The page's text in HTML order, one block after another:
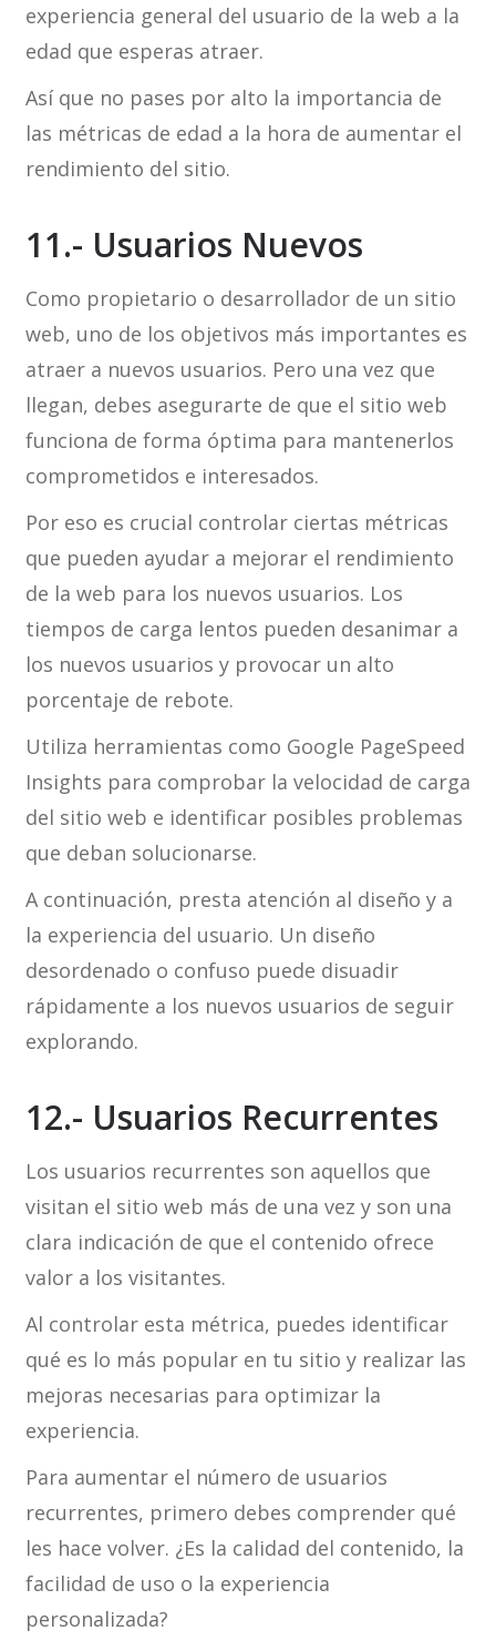
experiencia general del usuario de la web a la
edad que esperas atraer.
Así que no pases por alto la importancia de
las métricas de edad a la hora de aumentar el
rendimiento del sitio.
11.- Usuarios Nuevos
Como propietario o desarrollador de un sitio
web, uno de los objetivos más importantes es
atraer a nuevos usuarios. Pero una vez que
llegan, debes asegurarte de que el sitio web
funciona de forma óptima para mantenerlos
comprometidos e interesados.
Por eso es crucial controlar ciertas métricas
que pueden ayudar a mejorar el rendimiento
de la web para los nuevos usuarios. Los
tiempos de carga lentos pueden desanimar a
los nuevos usuarios y provocar un alto
porcentaje de rebote.
Utiliza herramientas como Google PageSpeed
Insights para comprobar la velocidad de carga
del sitio web e identificar posibles problemas
que deban solucionarse.
A continuación, presta atención al diseño y a
la experiencia del usuario. Un diseño
desordenado o confuso puede disuadir
rápidamente a los nuevos usuarios de seguir
explorando.
12.- Usuarios Recurrentes
Los usuarios recurrentes son aquellos que
visitan el sitio web más de una vez y son una
clara indicación de que el contenido ofrece
valor a los visitantes.
Al controlar esta métrica, puedes identificar
qué es lo más popular en tu sitio y realizar las
mejoras necesarias para optimizar la
experiencia.
Para aumentar el número de usuarios
recurrentes, primero debes comprender qué
les hace volver. ¿Es la calidad del contenido, la
facilidad de uso o la experiencia
personalizada?